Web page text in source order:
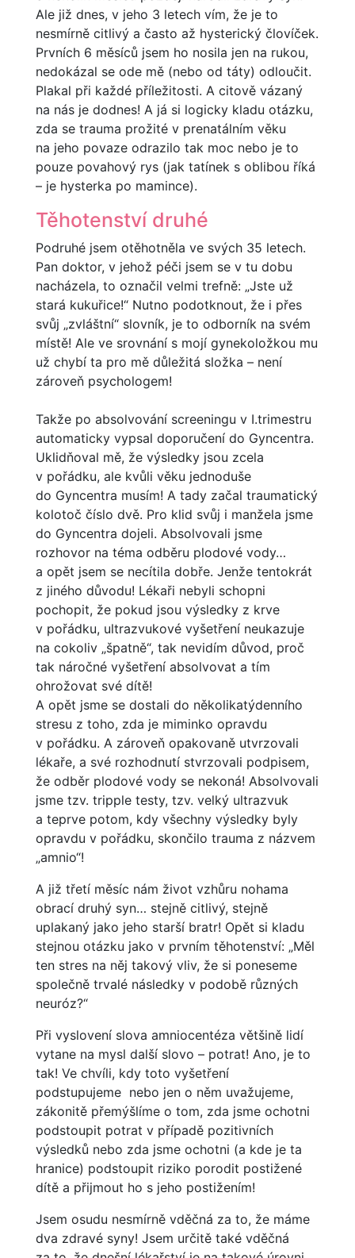
Ale již dnes, v jeho 3 letech vím, že je to
nesmírně citlivý a často až hysterický človíček.
Prvních 6 měsíců jsem ho nosila jen na rukou,
nedokázal se ode mě (nebo od táty) odloučit.
Plakal při každé příležitosti. A citově vázaný
na nás je dodnes! A já si logicky kladu otázku,
zda se trauma prožité v prenatálním věku
na jeho povaze odrazilo tak moc nebo je to
pouze povahový rys (jak tatínek s oblibou říká
– je hysterka po mamince).
Těhotenství druhé
Podruhé jsem otěhotněla ve svých 35 letech.
Pan doktor, v jehož péči jsem se v tu dobu
nacházela, to označil velmi trefně: „Jste už
stará kukuřice!“ Nutno podotknout, že i přes
svůj „zvláštní“ slovník, je to odborník na svém
místě! Ale ve srovnání s mojí gynekoložkou mu
už chybí ta pro mě důležitá složka – není
zároveň psychologem!
Takže po absolvování screeningu v I.trimestru
automaticky vypsal doporučení do Gyncentra.
Uklidňoval mě, že výsledky jsou zcela
v pořádku, ale kvůli věku jednoduše
do Gyncentra musím! A tady začal traumatický
kolotoč číslo dvě. Pro klid svůj i manžela jsme
do Gyncentra dojeli. Absolvovali jsme
rozhovor na téma odběru plodové vody…
a opět jsem se necítila dobře. Jenže tentokrát
z jiného důvodu! Lékaři nebyli schopni
pochopit, že pokud jsou výsledky z krve
v pořádku, ultrazvukové vyšetření neukazuje
na cokoliv „špatně“, tak nevidím důvod, proč
tak náročné vyšetření absolvovat a tím
ohrožovat své dítě!
A opět jsme se dostali do několikatýdenního
stresu z toho, zda je miminko opravdu
v pořádku. A zároveň opakovaně utvrzovali
lékaře, a své rozhodnutí stvrzovali podpisem,
že odběr plodové vody se nekoná! Absolvovali
jsme tzv. tripple testy, tzv. velký ultrazvuk
a teprve potom, kdy všechny výsledky byly
opravdu v pořádku, skončilo trauma z názvem
„amnio“!
A již třetí měsíc nám život vzhůru nohama
obrací druhý syn… stejně citlivý, stejně
uplakaný jako jeho starší bratr! Opět si kladu
stejnou otázku jako v prvním těhotenství: „Měl
ten stres na něj takový vliv, že si poneseme
společně trvalé následky v podobě různých
neuróz?“
Při vyslovení slova amniocentéza většině lidí
vytane na mysl další slovo – potrat! Ano, je to
tak! Ve chvíli, kdy toto vyšetření
podstupujeme nebo jen o něm uvažujeme,
zákonitě přemýšlíme o tom, zda jsme ochotni
podstoupit potrat v případě pozitivních
výsledků nebo zda jsme ochotni (a kde je ta
hranice) podstoupit riziko porodit postižené
dítě a přijmout ho s jeho postižením!
Jsem osudu nesmírně vděčná za to, že máme
dva zdravé syny! Jsem určitě také vděčná